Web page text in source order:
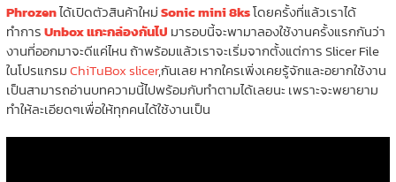
Phrozenได้เปิดตัวสินค้าใหม่Sonic mini 8ksโดยครั้งที่แล้วเราได้
ทำการUnbox แกะกล่องกันไป มารอบนี้จะพามาลองใช้งานครั้งแรกกันว่า
งานที่ออกมาจะดีแค่ไหน ถ้าพร้อมแล้วเราจะเริ่มจากตั้งแต่การ Slicer File
ในโปรแกรมChiTuBox slicer,กันเลย หากใครเพิ่งเคยรู้จักและอยากใช้งาน
เป็นสามารถอ่านบทความนี้ไปพร้อมกับทำตามได้เลยนะ เพราะจะพยายาม
ทำให้ละเอียดๆเพื่อให้ทุกคนได้ใช้งานเป็น